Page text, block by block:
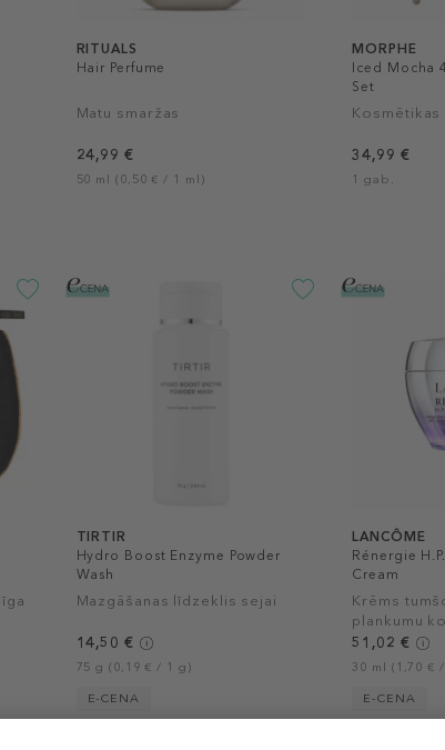
RITUALS
Hair Perfume
Matu smaržas
24,99 €
50 ml (0,50 € / 1 ml)
MORPHE
Iced Mocha
Set
34,99 €
1 gab.
TIRTIR
Hydro Boost Enzyme Powder
Wash
Mazgāšanas līdzeklis sejai
14,50 €
75 g (0,19 € / 1 g)
E-CENA
LANCÔME
Rénergie
Cream
Krēms
plankumu
51,02 €
30 ml (1,70 €
E-CENA